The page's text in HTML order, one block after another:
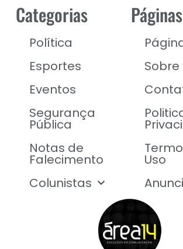
Categorias
Política
Esportes
Eventos
Segurança
Pública
Notas de
Falecimento
Colunistas
Páginas
Sobre
Uso